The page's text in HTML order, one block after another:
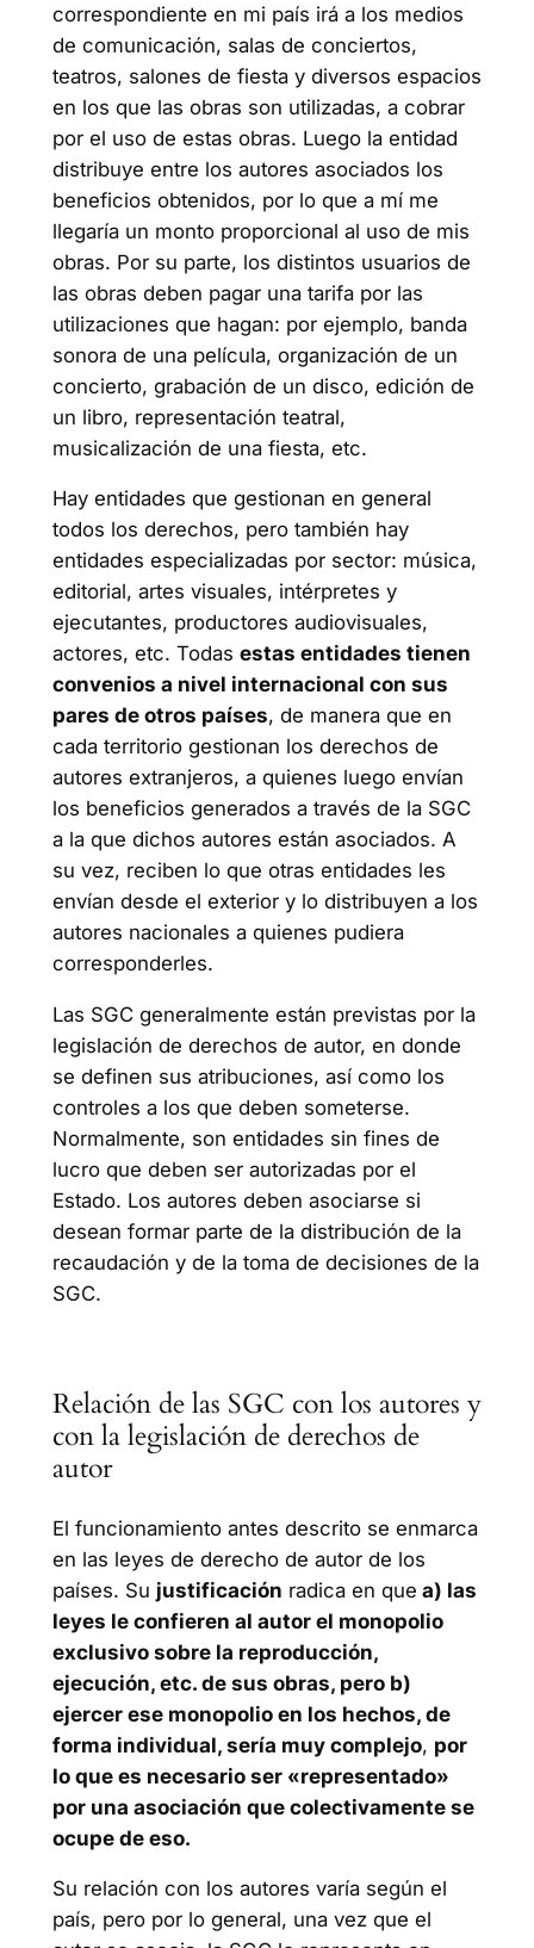
correspondiente en mi país irá a los medios
de comunicación, salas de conciertos,
teatros, salones de fiesta y diversos espacios
en los que las obras son utilizadas, a cobrar
por el uso de estas obras. Luego la entidad
distribuye entre los autores asociados los
beneficios obtenidos, por lo que a mí me
llegaría un monto proporcional al uso de mis
obras. Por su parte, los distintos usuarios de
las obras deben pagar una tarifa por las
utilizaciones que hagan: por ejemplo, banda
sonora de una película, organización de un
concierto, grabación de un disco, edición de
un libro, representación teatral,
musicalización de una fiesta, etc.
Hay entidades que gestionan en general
todos los derechos, pero también hay
entidades especializadas por sector: música,
editorial, artes visuales, intérpretes y
ejecutantes, productores audiovisuales,
actores, etc. Todas estas entidades tienen
convenios a nivel internacional con sus
pares de otros países, de manera que en
cada territorio gestionan los derechos de
autores extranjeros, a quienes luego envían
los beneficios generados a través de la SGC
a la que dichos autores están asociados. A
su vez, reciben lo que otras entidades les
envían desde el exterior y lo distribuyen a los
autores nacionales a quienes pudiera
corresponderles.
Las SGC generalmente están previstas por la
legislación de derechos de autor, en donde
se definen sus atribuciones, así como los
controles a los que deben someterse.
Normalmente, son entidades sin fines de
lucro que deben ser autorizadas por el
Estado. Los autores deben asociarse si
desean formar parte de la distribución de la
recaudación y de la toma de decisiones de la
SGC.
Relación de las SGC con los autores y
con la legislación de derechos de
autor
El funcionamiento antes descrito se enmarca
en las leyes de derecho de autor de los
países. Su justificación radica en que a) las
leyes le confieren al autor el monopolio
exclusivo sobre la reproducción,
ejecución, etc. de sus obras, pero b)
ejercer ese monopolio en los hechos, de
forma individual, sería muy complejo, por
lo que es necesario ser «representado»
por una asociación que colectivamente se
ocupe de eso.
Su relación con los autores varía según el
país, pero por lo general, una vez que el